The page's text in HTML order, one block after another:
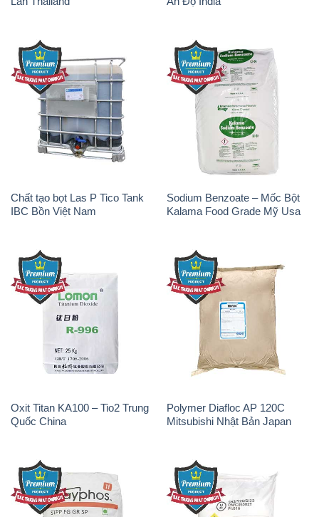
Chất tạo bọt Las P Tico Tank
IBC Bồn Việt Nam
Sodium Benzoate – Mốc Bột
Kalama Food Grade Mỹ Usa
Oxit Titan KA100 – Tio2 Trung
Quốc China
Polymer Diafloc AP 120C
Mitsubishi Nhật Bản Japan